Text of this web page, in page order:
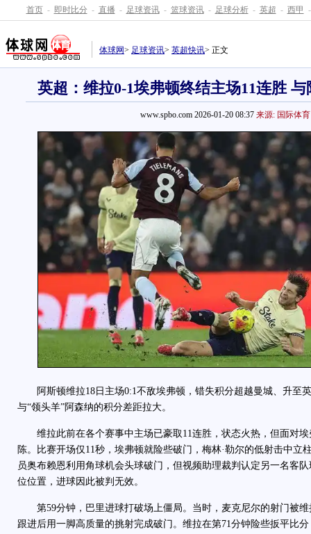
首页 - 即时比分 - 直播 - 足球资讯 - 篮球资讯 - 足球分析 - 英超 - 西甲 -
体球网> 足球资讯> 英超快讯> 正文
英超：维拉0-1埃弗顿终结主场11连胜
www.spbo.com 2026-01-20 08:37 来源: 国际体育
阿斯顿维拉18日主场0:1不敌埃弗顿，错失积分超越曼城、升至
与“领头羊”阿森纳的积分差距拉大。
维拉此前在各个赛事中主场已豪取11连胜，状态火热，但面对埃
陈。比赛开场仅11秒，埃弗顿就险些破门，梅林·勒尔的低射击中立
员奥布赖恩利用角球机会头球破门，但视频助理裁判认定另一名客
位位置，进球因此被判无效。
第59分钟，巴里进球打破场上僵局。当时，麦克尼尔的射门被维
跟进后用一脚高质量的挑射完成破门。维拉在第71分钟险些扳平比